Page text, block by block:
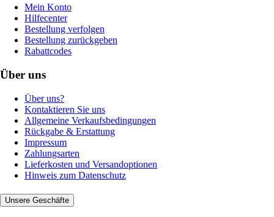
Mein Konto
Hilfecenter
Bestellung verfolgen
Bestellung zurückgeben
Rabattcodes
Über uns
Über uns?
Kontaktieren Sie uns
Allgemeine Verkaufsbedingungen
Rückgabe & Erstattung
Impressum
Zahlungsarten
Lieferkosten und Versandoptionen
Hinweis zum Datenschutz
Unsere Geschäfte